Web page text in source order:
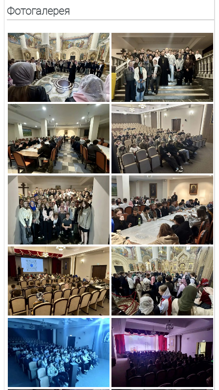
Фотогалерея